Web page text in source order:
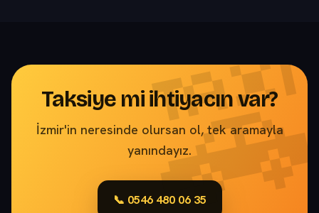
Taksiye mi ihtiyacın var?
İzmir'in neresinde olursan ol, tek aramayla
yanındayız.
📞 0546 480 06 35